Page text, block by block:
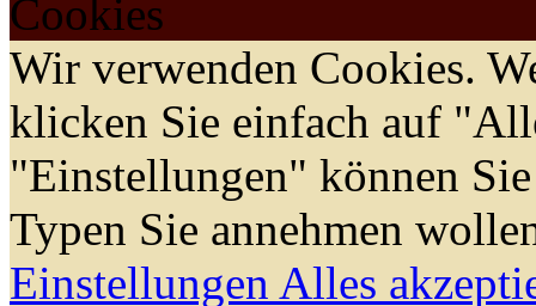
Cookies
Wir verwenden Cookies.
klicken Sie einfach auf
"Einstellungen" können
Typen Sie annehmen
Einstellungen Alles